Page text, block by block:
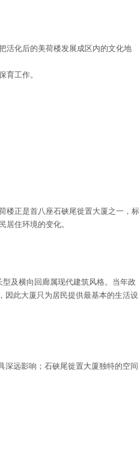
活化后的美荷楼发展成区内的文化地
工作。
楼正是首八座石硖尾徙置大厦之一，标
住环境的变化。
及横向回廊属现代建筑风格。当年政
因此大厦只为居民提供最基本的生活设
深远影响；石硖尾徙置大厦独特的空间